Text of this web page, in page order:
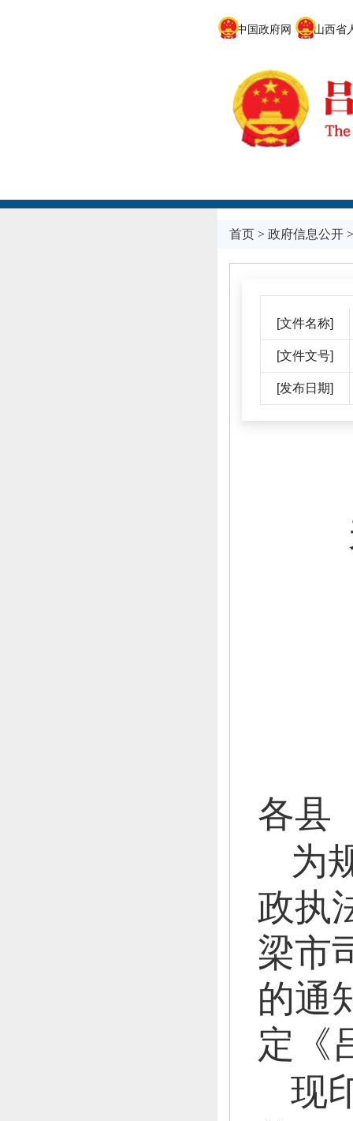
中国政府网 山西省人
首页> 政府信息公开
[文件名称]
[文件文号]
[发布日期]
各县
为
政执
梁市
的通
定《
现